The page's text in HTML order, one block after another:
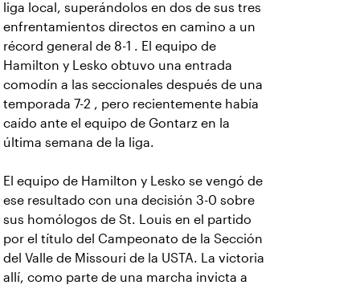
liga local, superándolos en dos de sus tres
enfrentamientos directos en camino a un
récord general de 8-1 . El equipo de
Hamilton y Lesko obtuvo una entrada
comodín a las seccionales después de una
temporada 7-2 , pero recientemente había
caído ante el equipo de Gontarz en la
última semana de la liga.
El equipo de Hamilton y Lesko se vengó de
ese resultado con una decisión 3-0 sobre
sus homólogos de St. Louis en el partido
por el título del Campeonato de la Sección
del Valle de Missouri de la USTA. La victoria
allí, como parte de una marcha invicta a